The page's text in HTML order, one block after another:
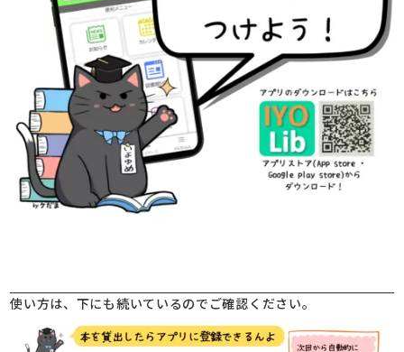
使い方は、下にも続いているのでご確認ください。